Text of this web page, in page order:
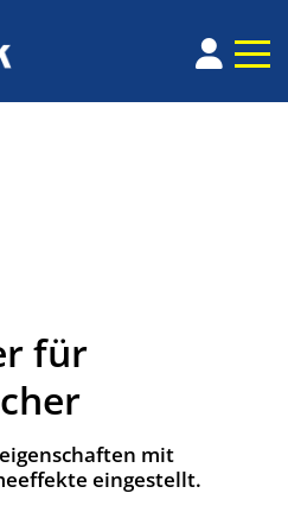
für
mit
eingestellt.